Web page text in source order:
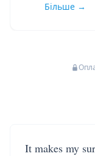
Більше →
It makes my